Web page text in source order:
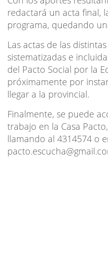
redactará un acta final,
programa, quedando
Las actas de las
sistematizadas e
del Pacto Social por la
próximamente por
llegar a la provincial.
Finalmente, se puede
trabajo en la Casa
llamando al 4314574 o